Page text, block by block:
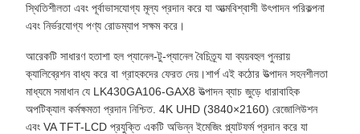
স্থিতিশীলতা এবং পূর্বাভাসযোগ্য মূল্য প্রদান করে যা আত্মবিশ্বাসী উৎপাদন পরিকল্পনা
এবং নির্ভরযোগ্য পণ্য রোডম্যাপ সক্ষম করে।
আরেকটি সাধারণ হতাশা হল প্যানেল-টু-প্যানেল বৈচিত্র্য যা ব্যয়বহুল পুনরায়
ক্যালিব্রেশন বাধ্য করে বা গ্রাহকদের ফেরত দেয়।শার্প এই কঠোর উত্পাদন সহনশীলতা
মাধ্যমে সমাধান যে LK430GA106-GAX8 উত্পাদন ব্যাচ জুড়ে ধারাবাহিক
অপটিক্যাল কর্মক্ষমতা প্রদান নিশ্চিত. 4K UHD (3840×2160) রেজোলিউশন
এবং VA TFT-LCD প্রযুক্তি একটি অভিন্ন ইমেজিং প্ল্যাটফর্ম প্রদান করে যা